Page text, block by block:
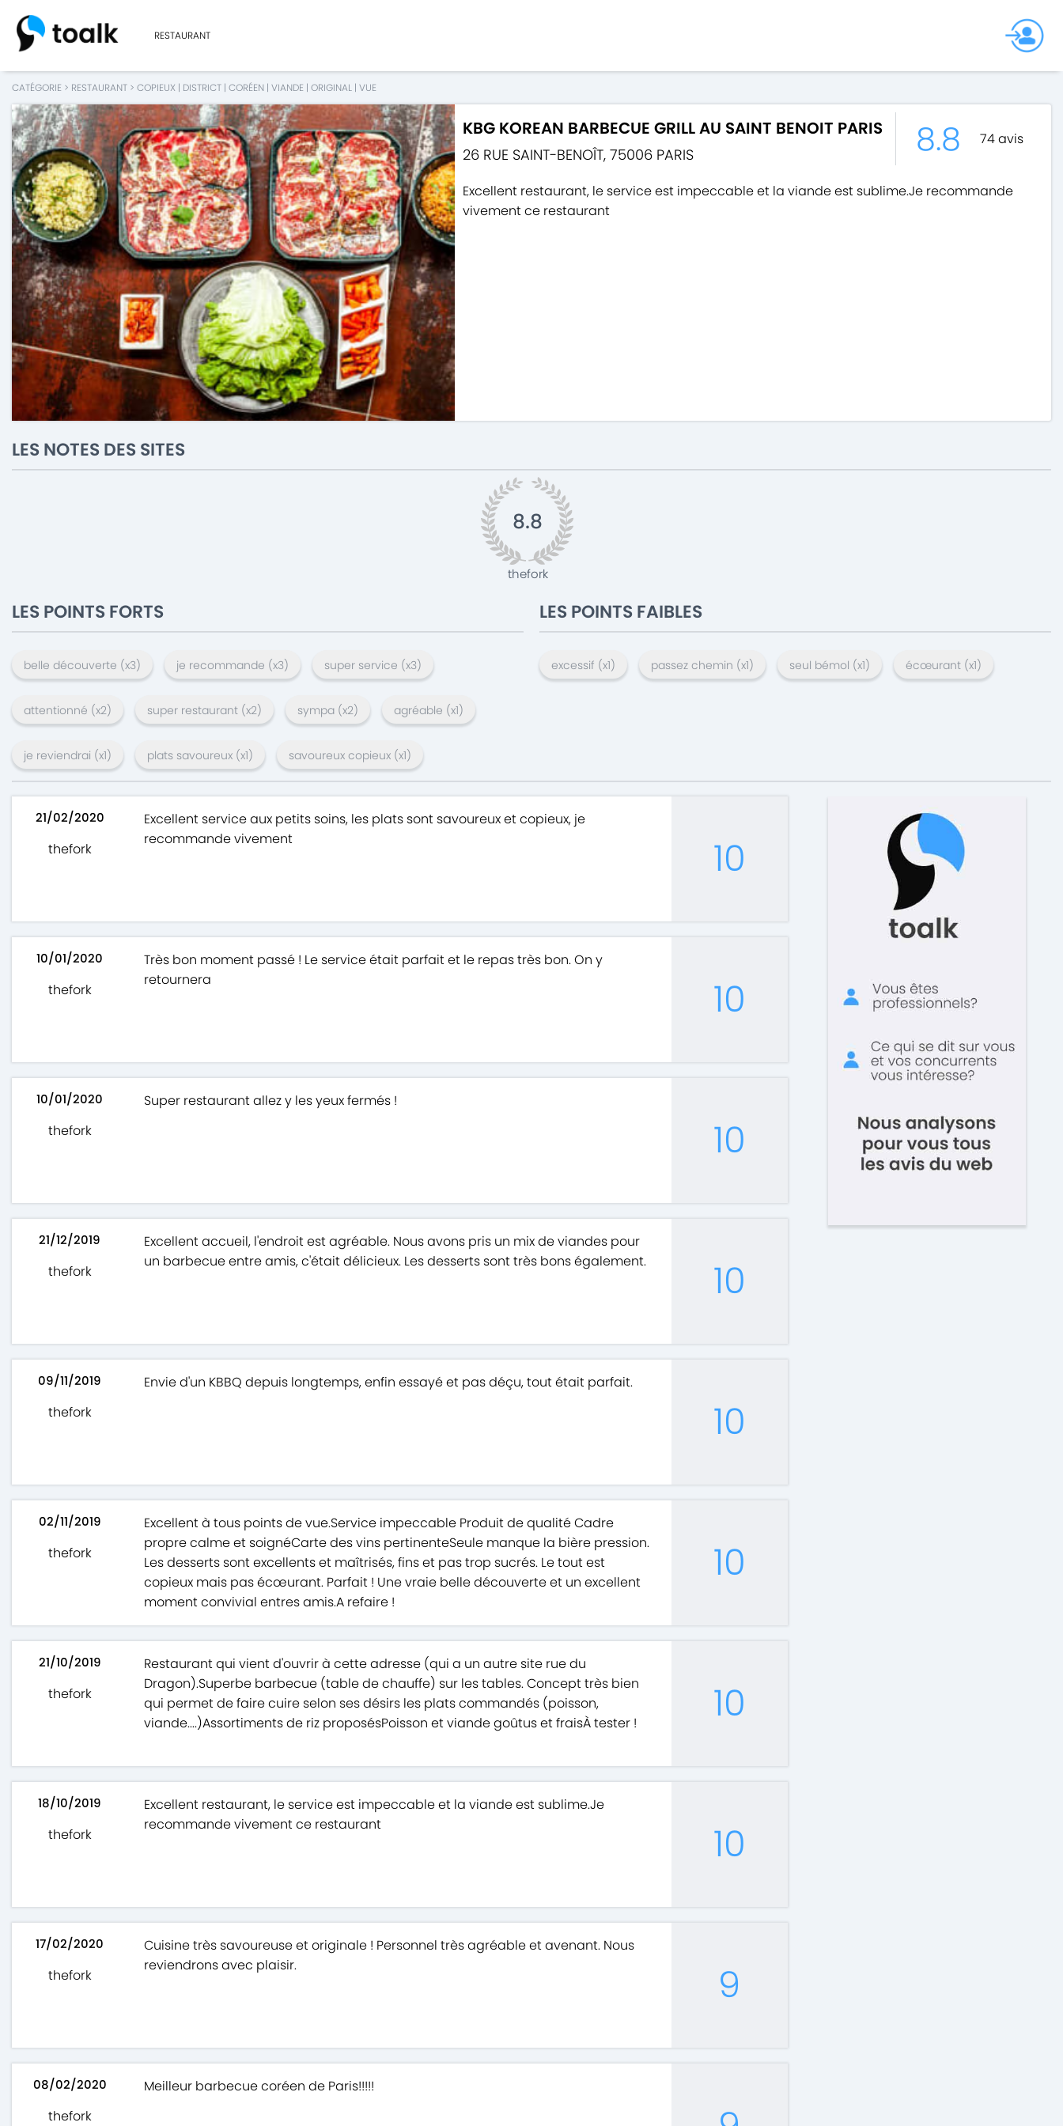
RESTAURANT
CATÉGORIE > RESTAURANT > COPIEUX | DISTRICT | CORÉEN | VIANDE | ORIGINAL | VUE
KBG KOREAN BARBECUE GRILL AU SAINT BENOIT PARIS
26 RUE SAINT-BENOÎT, 75006 PARIS 8.8 74avis
Excellent restaurant, le service est impeccable et la viande est sublime.Je recommande
vivement ce restaurant
LES NOTES DES SITES
8.8
thefork
LES POINTS FORTS
belle découverte (x3) je recommande (x3) super service (x3)
attentionné (x2) super restaurant (x2) sympa (x2) agréable (x1)
je reviendrai (x1) plats savoureux (x1) savoureux copieux (x1)
LES POINTS FAIBLES
excessif (x1) passez chemin (x1) seul bémol (x1) écœurant (x1)
21/02/2020
thefork
Excellent service aux petits soins, les plats sont savoureux et copieux, je
recommande vivement
10
10/01/2020
thefork
Très bon moment passé ! Le service était parfait et le repas très bon. On y
retournera
10
10/01/2020
thefork
Super restaurant allez y les yeux fermés !
10
21/12/2019
thefork
Excellent accueil, l'endroit est agréable. Nous avons pris un mix de viandes pour
un barbecue entre amis, c'était délicieux. Les desserts sont très bons également.
10
09/11/2019
thefork
Envie d'un KBBQ depuis longtemps, enfin essayé et pas déçu, tout était parfait.
10
02/11/2019
thefork
Excellent à tous points de vue.Service impeccable Produit de qualité Cadre
propre calme et soignéCarte des vins pertinenteSeule manque la bière pression.
Les desserts sont excellents et maîtrisés, fins et pas trop sucrés. Le tout est
copieux mais pas écœurant. Parfait ! Une vraie belle découverte et un excellent
moment convivial entres amis.A refaire !
10
21/10/2019
thefork
Restaurant qui vient d'ouvrir à cette adresse (qui a un autre site rue du
Dragon).Superbe barbecue (table de chauffe) sur les tables. Concept très bien
qui permet de faire cuire selon ses désirs les plats commandés (poisson,
viande....)Assortiments de riz proposésPoisson et viande goûtus et fraisÀ tester !
10
18/10/2019
thefork
Excellent restaurant, le service est impeccable et la viande est sublime.Je
recommande vivement ce restaurant
10
17/02/2020
thefork
Cuisine très savoureuse et originale ! Personnel très agréable et avenant. Nous
reviendrons avec plaisir.
9
08/02/2020
thefork
Meilleur barbecue coréen de Paris!!!!!